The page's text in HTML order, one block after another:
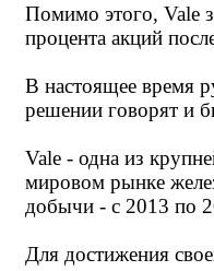
Помимо этого, Vale
процента акций
В настоящее время
решении говорят и
Vale - одна из
мировом рынке
добычи - с 2013 по
Для достижения